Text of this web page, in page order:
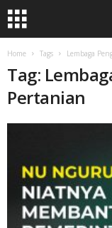
Home Tags Lembaga
Tag:
Pertanian